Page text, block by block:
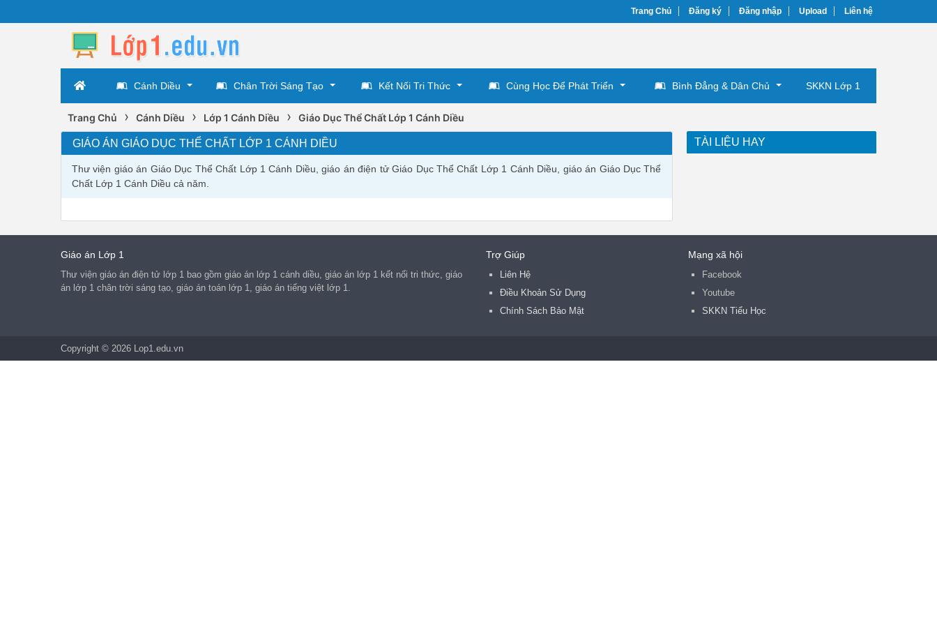
Trang Chủ Đăng ký Đăng nhập Upload Liên hệ
Cánh Diều Chân Trời Sáng Tạo Kết Nối Tri Thức Cùng Học Để Phát Triển Bình Đẳng & Dân Chủ SKKN Lớp 1
Trang Chủ › Cánh Diều › Lớp 1 Cánh Diều › Giáo Dục Thể Chất Lớp 1 Cánh Diều
GIÁO ÁN GIÁO DỤC THỂ CHẤT LỚP 1 CÁNH DIỀU
Thư viện giáo án Giáo Dục Thể Chất Lớp 1 Cánh Diều, giáo án điện tử Giáo Dục Thể Chất Lớp 1 Cánh Diều, giáo án Giáo Dục Thể
Chất Lớp 1 Cánh Diều cả năm.
TÀI LIỆU HAY
Giáo án Lớp 1
Thư viện giáo án điện tử lớp 1 bao gồm giáo án lớp 1 cánh diều, giáo án lớp 1 kết nối tri thức, giáo
án lớp 1 chân trời sáng tạo, giáo án toán lớp 1, giáo án tiếng việt lớp 1.
Trợ Giúp
Liên Hệ
Điều Khoản Sử Dụng
Chính Sách Bảo Mật
Mạng xã hội
Facebook
Youtube
SKKN Tiểu Học
Copyright © 2026 Lop1.edu.vn